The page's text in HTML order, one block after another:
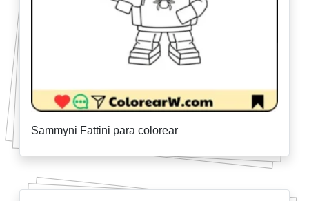
Sammyni Fattini para colorear